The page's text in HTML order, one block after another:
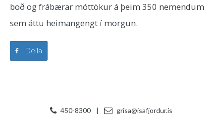
boð og frábærar móttökur á þeim 350 nemendum
sem áttu heimangengt í morgun.
Deila
450-8300 | grisa@isafjordur.is